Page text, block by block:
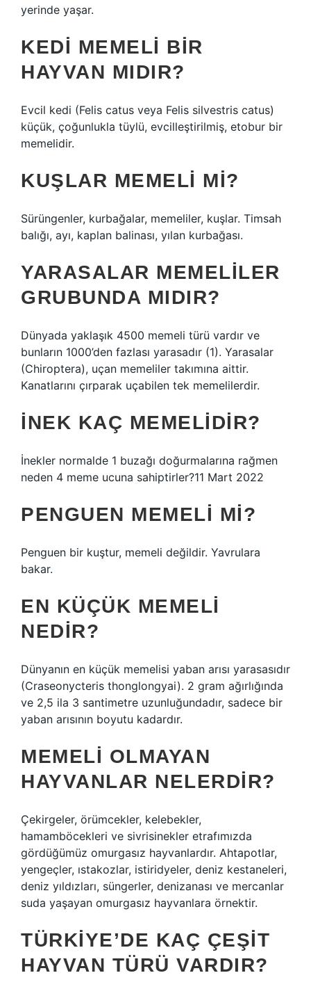
yerinde yaşar.
KEDI MEMELI BIR
HAYVAN MIDIR?
Evcil kedi (Felis catus veya Felis silvestris catus)
küçük, çoğunlukla tüylü, evcilleştirilmiş, etobur bir
memelidir.
KUŞLAR MEMELI MI?
Sürüngenler, kurbağalar, memeliler, kuşlar. Timsah
balığı, ayı, kaplan balinası, yılan kurbağası.
YARASALAR MEMELILER
GRUBUNDA MIDIR?
Dünyada yaklaşık 4500 memeli türü vardır ve
bunların 1000’den fazlası yarasadır (1). Yarasalar
(Chiroptera), uçan memeliler takımına aittir.
Kanatlarını çırparak uçabilen tek memelilerdir.
İNEK KAÇ MEMELIDIR?
İnekler normalde 1 buzağı doğurmalarına rağmen
neden 4 meme ucuna sahiptirler?11 Mart 2022
PENGUEN MEMELI MI?
Penguen bir kuştur, memeli değildir. Yavrulara
bakar.
EN KÜÇÜK MEMELI
NEDIR?
Dünyanın en küçük memelisi yaban arısı yarasasıdır
(Craseonycteris thonglongyai). 2 gram ağırlığında
ve 2,5 ila 3 santimetre uzunluğundadır, sadece bir
yaban arısının boyutu kadardır.
MEMELI OLMAYAN
HAYVANLAR NELERDIR?
Çekirgeler, örümcekler, kelebekler,
hamamböcekleri ve sivrisinekler etrafımızda
gördüğümüz omurgasız hayvanlardır. Ahtapotlar,
yengeçler, ıstakozlar, istiridyeler, deniz kestaneleri,
deniz yıldızları, süngerler, denizanası ve mercanlar
suda yaşayan omurgasız hayvanlara örnektir.
TÜRKIYE’DE KAÇ ÇEŞIT
HAYVAN TÜRÜ VARDIR?